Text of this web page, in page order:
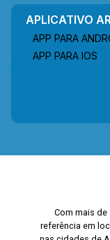
APLICATIVO
APP PARA
APP PARA IOS
Com mais de
referência em